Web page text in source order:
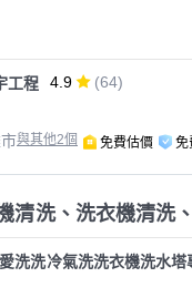
工程 4.9 (64)
與其他2個 免費估價 免
清洗、洗衣機清洗
洗洗冷氣洗洗衣機洗水塔